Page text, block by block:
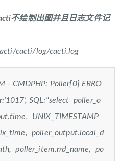
不绘制出图并且日志文件记
cacti/log/cacti.log
CMDPHP: Poller[0] ERRO
SQL:"select poller_o
UNIX_TIMESTAMP
poller_output.local_d
poller_item.rrd_name, po